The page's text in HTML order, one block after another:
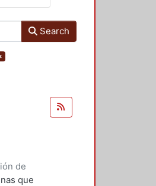
Search
de
;
que